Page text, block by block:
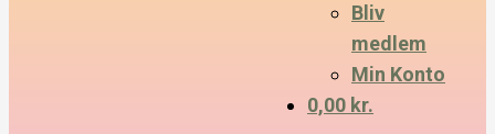
Bliv
medlem
Min Konto
0,00 kr.